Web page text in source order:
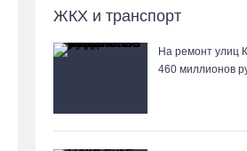
ЖКХ и транспорт
На ремонт улиц
460 миллионов